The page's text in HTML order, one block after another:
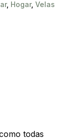
, Hogar, Velas
todas